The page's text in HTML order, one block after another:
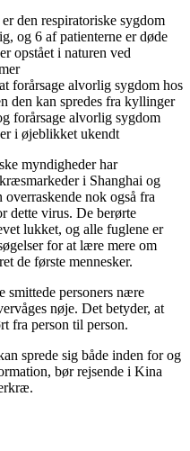
den respiratoriske sygdom
og 6 af patienterne er døde
opstået i naturen ved
forårsage alvorlig sygdom hos
den kan spredes fra kyllinger
forårsage alvorlig sygdom
i øjeblikket ukendt
myndigheder har
i Shanghai og
nok også fra
dette virus. De berørte
lukket, og alle fuglene er
for at lære mere om
de første mennesker.
smittede personers nære
nøje. Det betyder, at
fra person til person.
sprede sig både inden for og
bør rejsende i Kina